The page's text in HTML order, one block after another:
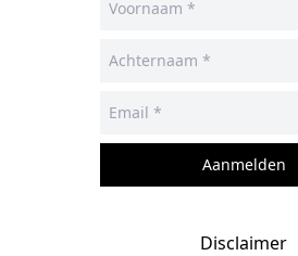
Aanmelden
Disclaimer